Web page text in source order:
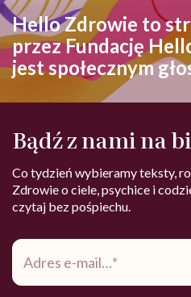
Hello Zdrowie to
przez Fundację
jest społecznym
Bądź z nami na
Co tydzień wybieramy teksty,
Zdrowie o ciele, psychice i
czytaj bez pośpiechu.
Adres
mail*